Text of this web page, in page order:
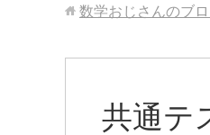
数学おじさんのブ
共通